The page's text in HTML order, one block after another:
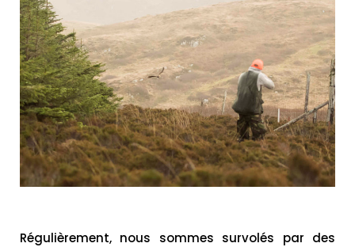
Régulièrement, nous sommes survolés par des